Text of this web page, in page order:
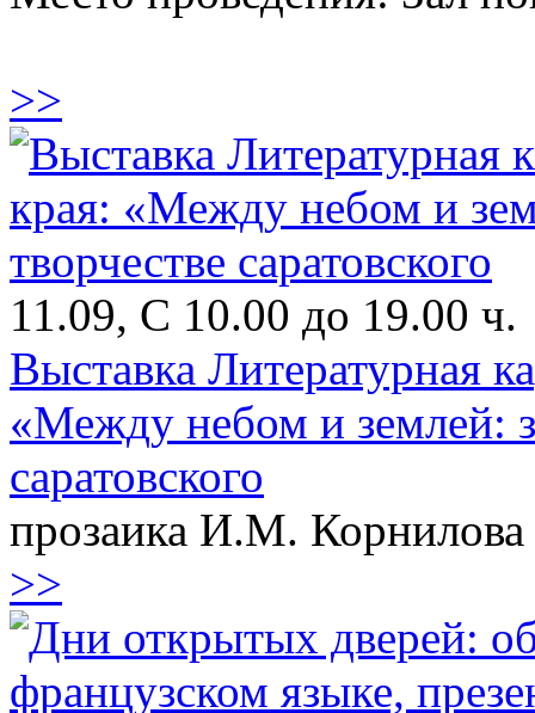
>>
11.09, С 10.00 до 19.00 ч.
Выставка Литературная
«Между небом и землей:
саратовского
прозаика И.М.
>>